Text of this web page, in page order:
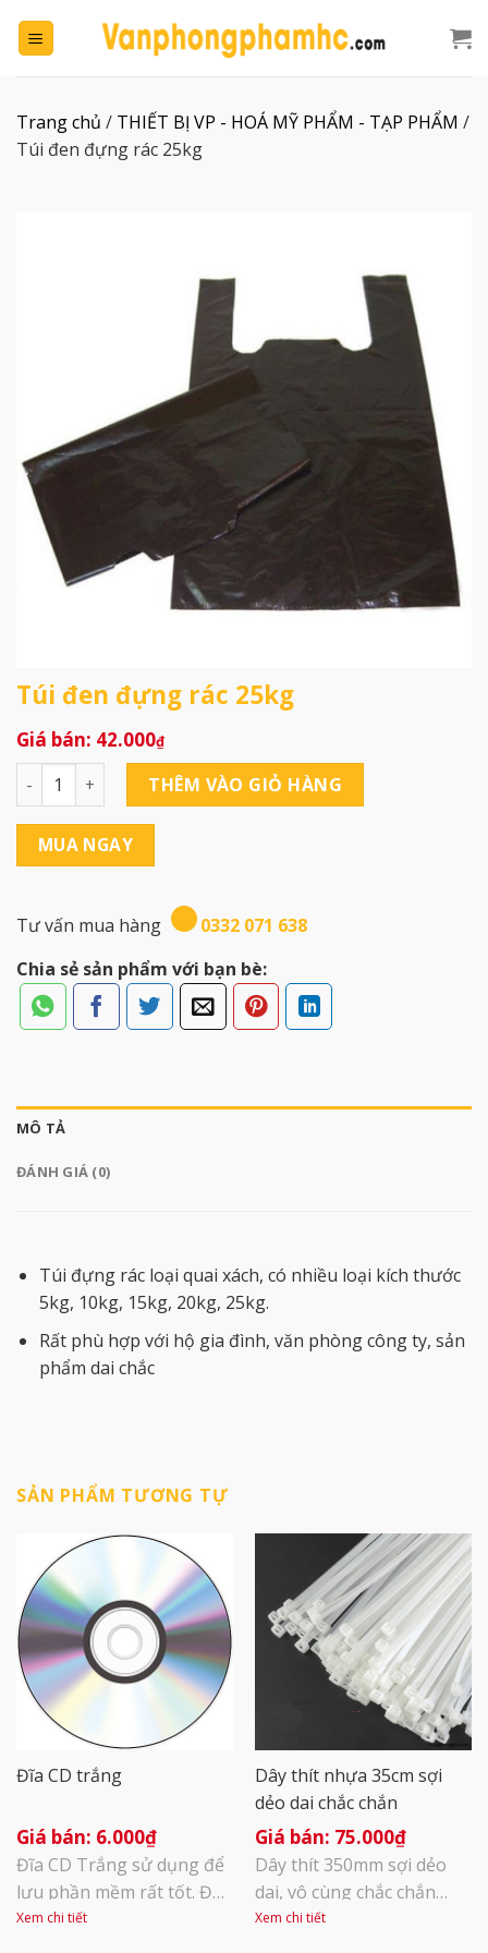
đến
Trang chủ / THIẾT BỊ VP - HOÁ MỸ PHẨM - TẠP PHẨM /
Túi đen đựng rác 25kg
Túi đen đựng rác 25kg
42.000₫
Túi đen đựng rác 25kg số lượng
THÊM VÀO GIỎ HÀNG
MUA NGAY
Tư vấn mua hàng
0332 071 638
Chia sẻ sản phẩm với bạn bè:
MÔ TẢ
ĐÁNH GIÁ (0)
Túi đựng rác loại quai xách, có nhiều loại kích thước
5kg, 10kg, 15kg, 20kg, 25kg.
Rất phù hợp với hộ gia đình, văn phòng công ty, sản
phẩm dai chắc
SẢN PHẨM TƯƠNG TỰ
Đĩa CD trắng
6.000₫
Đĩa CD Trắng sử dụng để
lưu phần mềm rất tốt. Đọc
chuẩn trên đài đĩa, mặt
Xem chi tiết
Dây thít nhựa 35cm sợi
dẻo dai chắc chắn
75.000₫
Dây thít 350mm sợi dẻo
dai, vô cùng chắc chắn
Phần đầu: ô khóa để đuôi
Xem chi tiết